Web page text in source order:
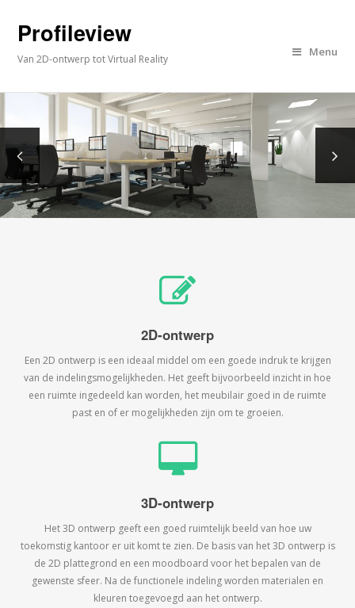
Profileview
Van 2D-ontwerp tot Virtual Reality
Menu
2D-ontwerp
Een 2D ontwerp is een ideaal middel om een goede indruk te krijgen
van de indelingsmogelijkheden. Het geeft bijvoorbeeld inzicht in hoe
een ruimte ingedeeld kan worden, het meubilair goed in de ruimte
past en of er mogelijkheden zijn om te groeien.
3D-ontwerp
Het 3D ontwerp geeft een goed ruimtelijk beeld van hoe uw
toekomstig kantoor er uit komt te zien. De basis van het 3D ontwerp is
de 2D plattegrond en een moodboard voor het bepalen van de
gewenste sfeer. Na de functionele indeling worden materialen en
kleuren toegevoegd aan het ontwerp.